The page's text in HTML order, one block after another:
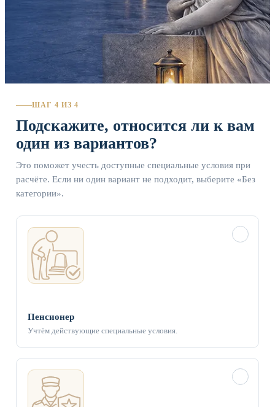
ШАГ 4 ИЗ 4
Подскажите, относится ли к вам
один из вариантов?
Это поможет учесть доступные специальные условия при
расчёте. Если ни один вариант не подходит, выберите «Без
категории».
Пенсионер
Учтём действующие специальные условия.